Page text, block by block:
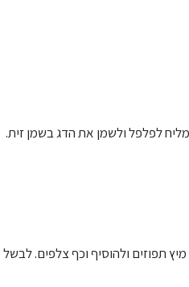
לפלפל ולשמן את הדג בשמן זית.
תפוזים ולהוסיף וכף צלפים. לבשל